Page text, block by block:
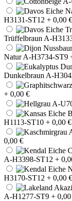
H3131-ST12 + 0,00 €
Trüffelbraun A-
Natur A-H3734-ST9
Dunkelbraun A-
+ 0,00 €
H1113-ST10 + 0,00 €
0,00 €
A-H3398-ST12 +
H3170-ST12 + 0,00 €
A-H1277-ST9 +